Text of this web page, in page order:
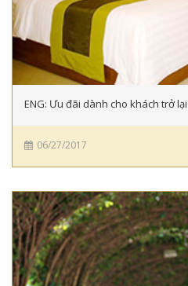
ENG: Ưu đãi dành cho khách trở
06/27/2017